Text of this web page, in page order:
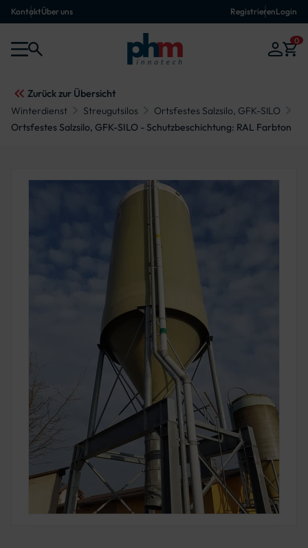
KontaktÜber uns RegistrierenLogin
0
Zurück zur Übersicht
Winterdienst
Streugutsilos
Ortsfestes Salzsilo, GFK-SILO
Ortsfestes Salzsilo, GFK-SILO - Schutzbeschichtung: RAL Farbton